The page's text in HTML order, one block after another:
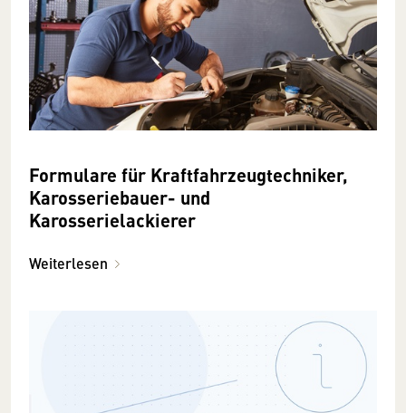
Formulare für Kraftfahrzeugtechniker,
Karosseriebauer- und
Karosserielackierer
Weiterlesen